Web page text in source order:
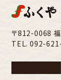
〒812-0068
TEL. 092-